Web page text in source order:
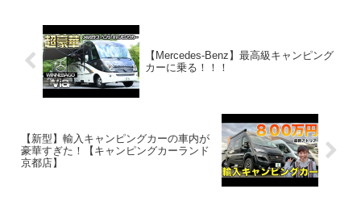
【Mercedes-Benz】最高級キャンピング
カーに乗る！！！
【新型】輸入キャンピングカーの車内が
豪華すぎた！【キャンピングカーランド
京都店】